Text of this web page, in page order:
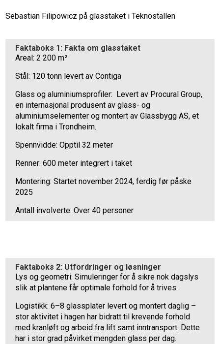
Sebastian Filipowicz på glasstaket i Teknostallen
Faktaboks 1: Fakta om glasstaket
Areal: 2 200 m²
Stål: 120 tonn levert av Contiga
Glass og aluminiumsprofiler: Levert av Procural Group,
en internasjonal produsent av glass- og
aluminiumselementer og montert av Glassbygg AS, et
lokalt firma i Trondheim.
Spennvidde: Opptil 32 meter
Renner: 600 meter integrert i taket
Montering: Startet november 2024, ferdig før påske
2025
Antall involverte: Over 40 personer
Faktaboks 2: Utfordringer og løsninger
Lys og geometri: Simuleringer for å sikre nok dagslys
slik at plantene får optimale forhold for å trives.
Logistikk: 6–8 glassplater levert og montert daglig –
stor aktivitet i hagen har bidratt til krevende forhold
med kranløft og arbeid fra lift samt inntransport. Dette
har i stor grad påvirket mengden glass per dag.